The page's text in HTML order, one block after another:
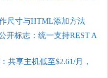
尺寸与HTML添加方法
开标志：统一支持REST A
共享主机低至$2.61/月，